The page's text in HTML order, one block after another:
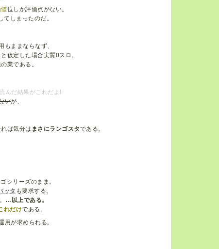
位しか評価点がない。
てしまったのだ。
ままならなず、
仮定した場合実質0スロ。
業である。
んだ結果がこれだよ!
いが、
ば気分は まさにランゴスタである。
シリーズのまま。
ッタ も要求する。
…以上である。
れだけである。
が求められる。